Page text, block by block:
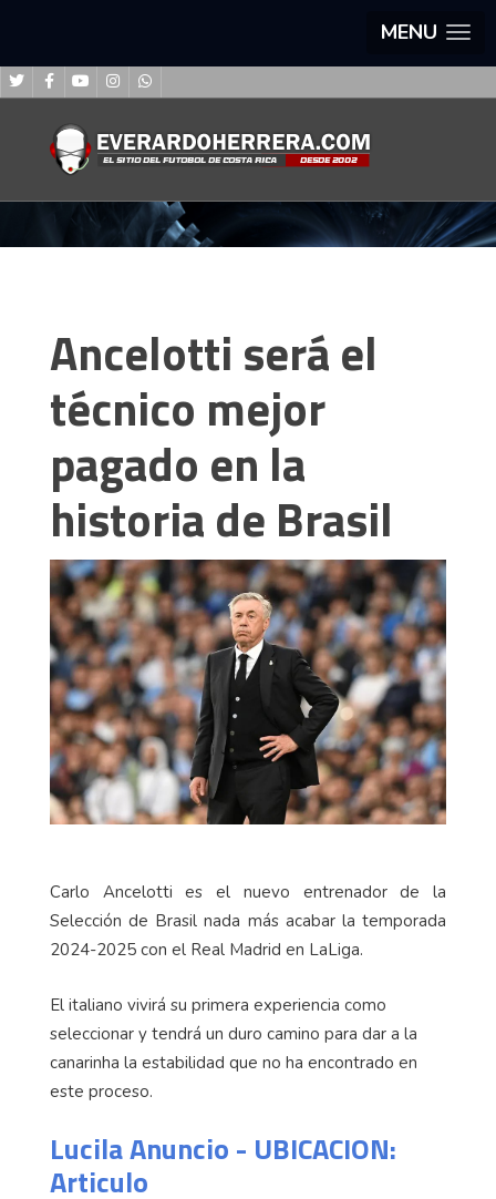
MENU
Ancelotti será el
técnico mejor
pagado en la
historia de Brasil
Carlo Ancelotti es el nuevo entrenador de la
Selección de Brasil nada más acabar la temporada
2024-2025 con el Real Madrid en LaLiga.
El italiano vivirá su primera experiencia como
seleccionar y tendrá un duro camino para dar a la
canarinha la estabilidad que no ha encontrado en
este proceso.
Lucila Anuncio - UBICACION:
Articulo